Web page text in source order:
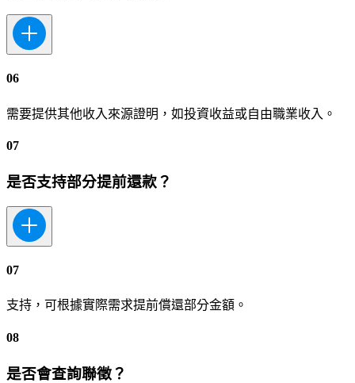
06
需要提供其他收入來源證明，如投資收益或自由職業收入。
07
是否支持部分提前還款？
07
支持，可根據實際需求提前償還部分金額。
08
是否會查詢聯徵？